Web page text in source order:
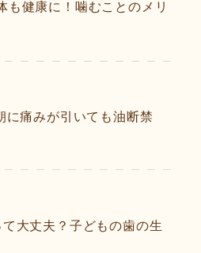
も健康に！噛むことのメリ
に痛みが引いても油断禁
大丈夫？子どもの歯の生